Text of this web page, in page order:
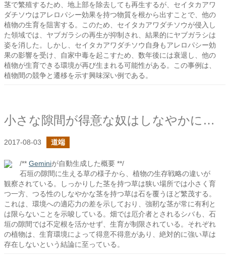
茎で繁殖するため、地上部を除去しても再生するが、セイタカアワ
ダチソウはアレロパシー効果を持つ物質を根から出すことで、他の
植物の生育を阻害する。このため、セイタカアワダチソウが侵入し
た領域では、ヤブガラシの再生が抑制され、結果的にヤブガラシは
姿を消した。しかし、セイタカアワダチソウ自身もアレロパシー効
果の影響を受け、自家中毒を起こすため、数年後には衰退し、他の
植物が生育できる環境が再び生まれる可能性がある。この事例は、
植物間の競争と遷移を示す興味深い例である。
小さな隙間が得意な奴はしなやかに生きてる
2017-08-03 道端
/** Geminiが自動生成した概要 **/
石垣の隙間に生える草の様子から、植物の生存戦略の違いが
観察されている。しっかりした茎を持つ草は狭い場所では小さく育
つ一方、つる性のしなやかな茎を持つ草は石を覆うほど繁茂する。
これは、環境への適応力の差を示しており、強靭な茎が常に有利と
は限らないことを示唆している。畑では厄介者とされるシバも、石
垣の隙間では不定根を活かせず、生育が制限されている。それぞれ
の植物は、生育環境によって得意不得意があり、絶対的に強い草は
存在しないという結論に至っている。